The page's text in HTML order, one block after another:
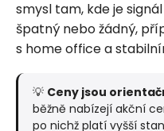
smysl tam, kde je
špatný nebo žádný,
s home office a
💡 Ceny jsou
běžně nabízejí akční
po nichž platí vyšší